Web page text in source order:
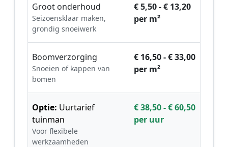
Groot onderhoud
Seizoensklaar maken,
grondig snoeiwerk
€ 5,50 - € 13,20
per m²
Boomverzorging
Snoeien of kappen van
bomen
€ 16,50 - € 33,00
per m²
Optie: Uurtarief
tuinman
Voor flexibele
werkzaamheden
€ 38,50 - € 60,50
per uur